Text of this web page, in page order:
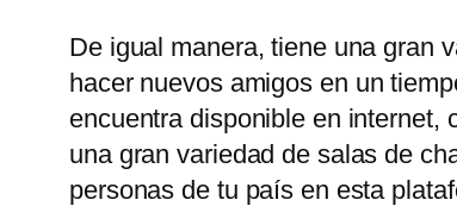
De igual manera, tiene una gran
hacer nuevos amigos en un
encuentra disponible en internet,
una gran variedad de salas de
personas de tu país en esta